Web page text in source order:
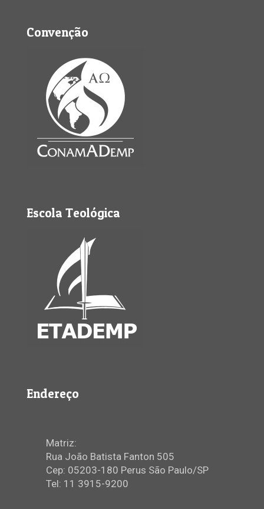
Convenção
Escola Teológica
Endereço
Matriz:
Rua João Batista Fanton 505
Cep: 05203-180 Perus São Paulo/SP
Tel: 11 3915-9200